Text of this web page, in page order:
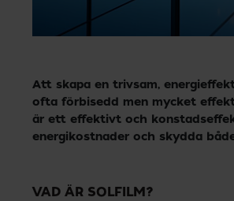
Att skapa en trivsam,
ofta förbisedd men mycket
är ett effektivt och
energikostnader och skydda
VAD ÄR SOLFILM?